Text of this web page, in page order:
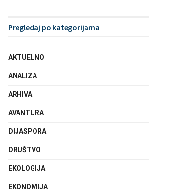
Pregledaj po kategorijama
AKTUELNO
ANALIZA
ARHIVA
AVANTURA
DIJASPORA
DRUŠTVO
EKOLOGIJA
EKONOMIJA